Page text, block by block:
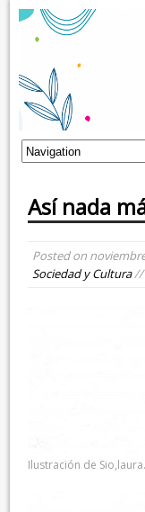
Así nada
Posted on
Sociedad y Cultura//
Ilustración de